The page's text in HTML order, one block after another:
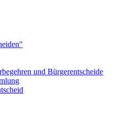
und Bürgerentscheide